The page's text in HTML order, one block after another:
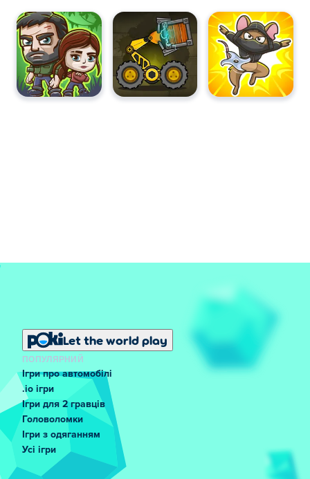
Let the world play
ПОПУЛЯРНИЙ
Ігри про автомобілі
.io ігри
Ігри для 2 гравців
Головоломки
Ігри з одяганням
Усі ігри